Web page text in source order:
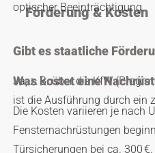
optischer Beeinträchtigung.
Förderung & Kosten
Gibt es staatliche
Ja, z. B. über die KfW
ist die Ausführung durch ein
Was kostet eine
Die Kosten variieren je nach
Fensternachrüstungen
Türsicherungen bei ca. 300